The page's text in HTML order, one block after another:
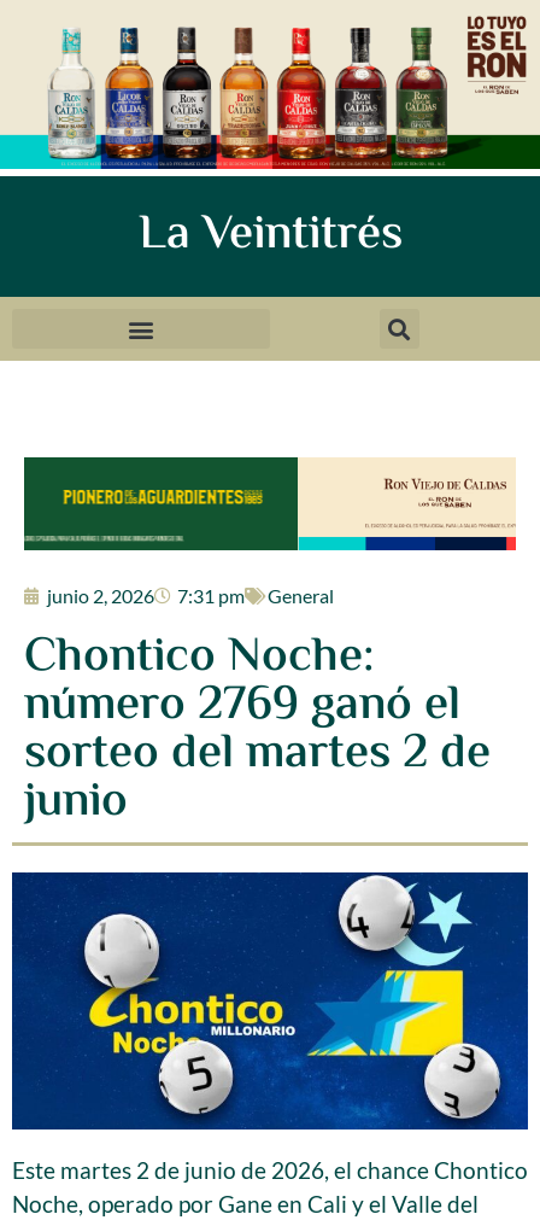
La Veintitrés
junio 2, 2026 7:31 pm General
Chontico Noche:
número 2769 ganó el
sorteo del martes 2 de
junio
Este martes 2 de junio de 2026, el chance Chontico
Noche, operado por Gane en Cali y el Valle del